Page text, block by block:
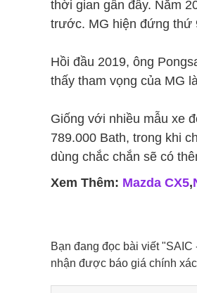
thời gian gần đây. Năm
trước. MG hiện đứng thứ
Hồi đầu 2019, ông
thấy tham vọng của MG
Giống với nhiều mẫu xe
789.000 Bath, trong khi
dùng chắc chắn sẽ có
Xem Thêm: Mazda CX5,
Bạn đang đọc bài viết
nhận được báo giá chính